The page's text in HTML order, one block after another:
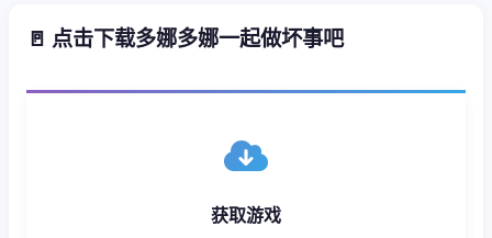
🚪 点击下载多娜多娜一起做坏事吧
获取游戏